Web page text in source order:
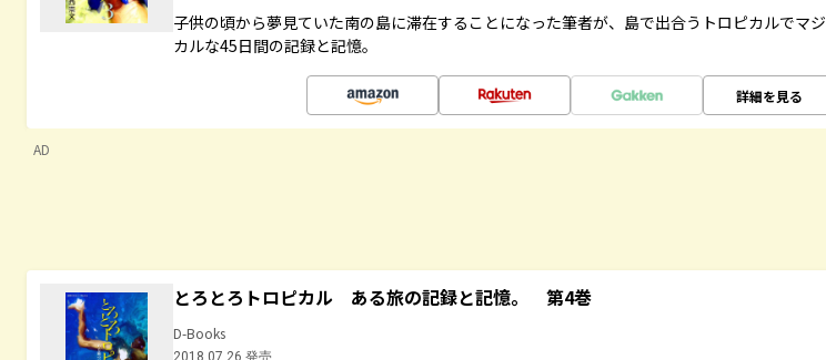
子供の頃から夢見ていた南の島に滞在することになった筆者が、島で出合うトロピカルでマジ
カルな45日間の記録と記憶。
詳細を見る
AD
とろとろトロピカル ある旅の記録と記憶。 第4巻
D-Books
2018.07.26 発売